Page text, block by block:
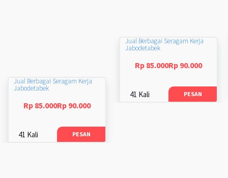
Jual Berbagai Seragam Kerja
Jabodetabek
Rp 85.000Rp 90.000
41 Kali PESAN
Jual Berbagai Seragam Kerja
Jabodetabek
Rp 85.000Rp 90.000
41 Kali PESAN